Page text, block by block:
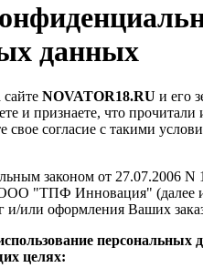
данных
NOVATOR18.RU и его
и признаете, что
согласие с такими
законом от 27.07.2006
ООО "ТПФ Инновация" (далее
и/или оформления Ваших
целях: